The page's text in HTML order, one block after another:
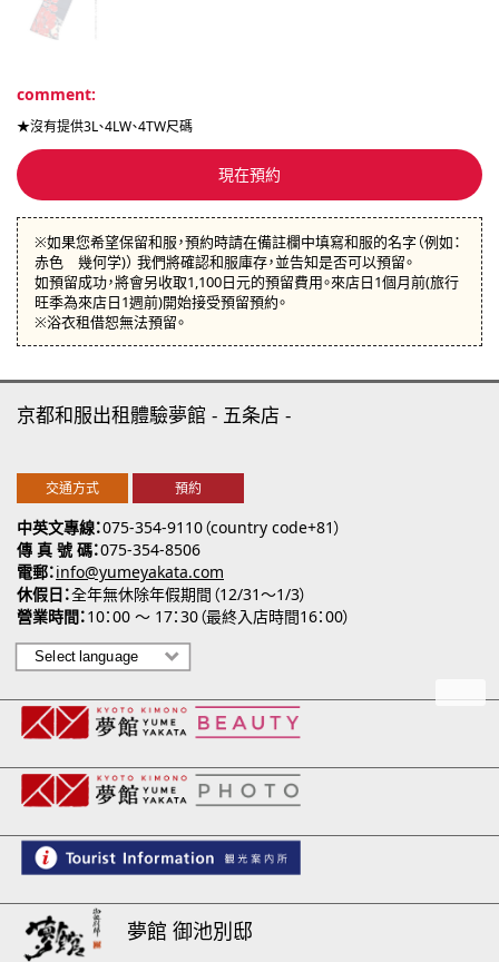
comment:
★沒有提供3L、4LW、4TW尺碼
現在預約
※如果您希望保留和服，預約時請在備註欄中填寫和服的名字（例如：
赤色 幾何学)） 我們將確認和服庫存，並告知是否可以預留。
如預留成功，將會另收取1,100日元的預留費用。來店日1個月前(旅行
旺季為來店日1週前)開始接受預留預約。
※浴衣租借恕無法預留。
中英文專線 075-354-9110（country code+81）
傳 真 號 碼 075-354-8506
電郵 info@yumeyakata.com
休假日 全年無休除年假期間（12/31～1/3）
營業時間 10：00 ～ 17：30（最終入店時間16：00）
京都和服出租體驗夢館 五条店
交通方式 預約
夢館 御池別邸